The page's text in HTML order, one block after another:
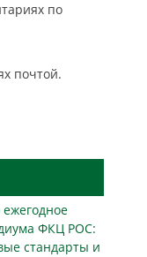
по
почтой.
ФКЦ РОС:
стандарты и